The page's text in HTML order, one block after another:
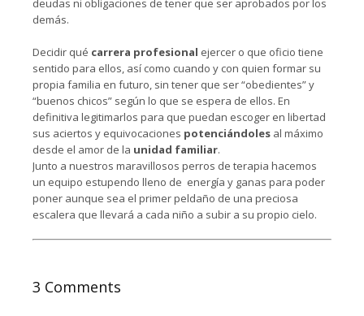
deudas ni obligaciones de tener que ser aprobados por los
demás.
Decidir qué carrera profesional ejercer o que oficio tiene
sentido para ellos, así como cuando y con quien formar su
propia familia en futuro, sin tener que ser “obedientes” y
“buenos chicos” según lo que se espera de ellos. En
definitiva legitimarlos para que puedan escoger en libertad
sus aciertos y equivocaciones potenciándoles al máximo
desde el amor de la unidad familiar.
Junto a nuestros maravillosos perros de terapia hacemos
un equipo estupendo lleno de energía y ganas para poder
poner aunque sea el primer peldaño de una preciosa
escalera que llevará a cada niño a subir a su propio cielo.
3 Comments